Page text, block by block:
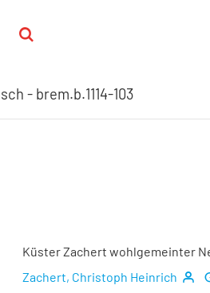
- brem.b.1114-103
Küster Zachert wohlgemeinter
Zachert, Christoph Heinrich